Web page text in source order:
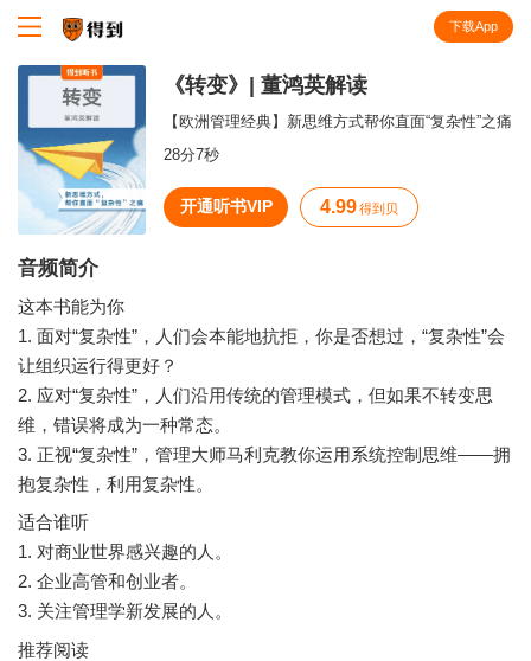
下载App
《转变》| 董鸿英解读
【欧洲管理经典】新思维方式帮你直面“复杂性”之痛
28分7秒
开通听书VIP 4.99 得到贝
音频简介
这本书能为你
1. 面对“复杂性”，人们会本能地抗拒，你是否想过，“复杂性”会
让组织运行得更好？
2. 应对“复杂性”，人们沿用传统的管理模式，但如果不转变思
维，错误将成为一种常态。
3. 正视“复杂性”，管理大师马利克教你运用系统控制思维——拥
适合谁听
1. 对商业世界感兴趣的人。
2. 企业高管和创业者。
推荐阅读